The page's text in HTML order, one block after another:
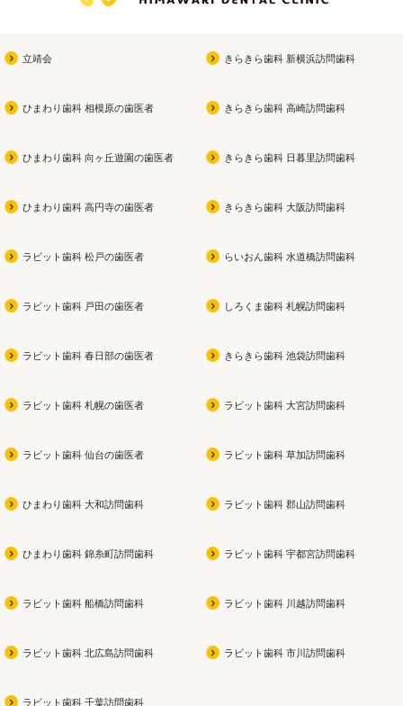
立靖会
ひまわり歯科 相模原の歯医者
ひまわり歯科 向ヶ丘遊園の歯医者
ひまわり歯科 高円寺の歯医者
ラビット歯科 松戸の歯医者
ラビット歯科 戸田の歯医者
ラビット歯科 春日部の歯医者
ラビット歯科 札幌の歯医者
ラビット歯科 仙台の歯医者
ひまわり歯科 大和訪問歯科
ひまわり歯科 錦糸町訪問歯科
ラビット歯科 船橋訪問歯科
ラビット歯科 北広島訪問歯科
ラビット歯科 千葉訪問歯科
きらきら歯科 新横浜訪問歯科
きらきら歯科 高崎訪問歯科
きらきら歯科 日暮里訪問歯科
きらきら歯科 大阪訪問歯科
らいおん歯科 水道橋訪問歯科
しろくま歯科 札幌訪問歯科
きらきら歯科 池袋訪問歯科
ラビット歯科 大宮訪問歯科
ラビット歯科 草加訪問歯科
ラビット歯科 郡山訪問歯科
ラビット歯科 宇都宮訪問歯科
ラビット歯科 川越訪問歯科
ラビット歯科 市川訪問歯科